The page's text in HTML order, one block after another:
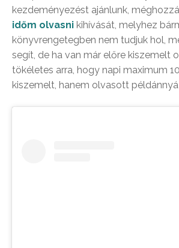
kezdeményezést ajánlunk,
időm olvasni kihívását, melyhez
könyvrengetegben nem tudjuk hol,
segít, de ha van már előre kiszemelt
tökéletes arra, hogy napi maximum
kiszemelt, hanem olvasott